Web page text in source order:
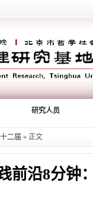
研究人员
二届 » 正文
前沿8分钟